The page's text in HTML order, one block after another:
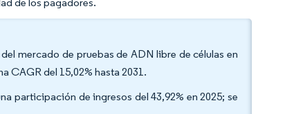
mercado de pruebas de ADN libre de células en
CAGR del 15,02% hasta 2031.
participación de ingresos del 43,92% en 2025; se